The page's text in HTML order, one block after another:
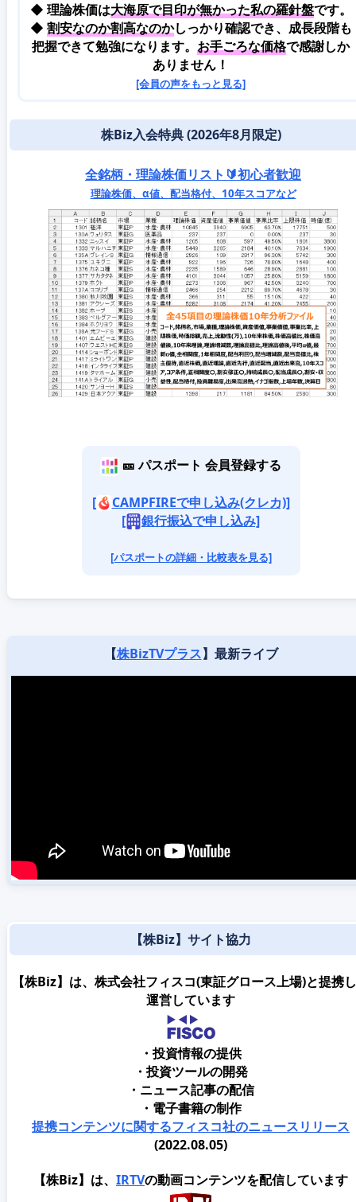
◆ 理論株価は大海原で目印が無かった私の羅針盤です。
◆ 割安なのか割高なのかしっかり確認でき、成長段階も
把握できて勉強になります。 お手ごろな価格で感謝しか
ありません！
[会員の声をもっと見る]
株Biz入会特典 (2026年8月限定)
全銘柄・理論株価リスト🔰初心者歓迎
理論株価、α値、配当格付、10年スコアなど
🎫 パスポート 会員登録する
[
CAMPFIREで申し込み(クレカ)]
[
銀行振込で申し込み]
[パスポートの詳細・比較表を見る]
【株BizTVプラス】最新ライブ
【株Biz】サイト協力
【株Biz】は、株式会社フィスコ(東証グロース上場)と提携
運営しています
・投資情報の提供
・投資ツールの開発
・ニュース記事の配信
・電子書籍の制作
提携コンテンツに関するフィスコ社のニュースリリース
(2022.08.05)
【株Biz】は、 IRTVの動画コンテンツを配信しています